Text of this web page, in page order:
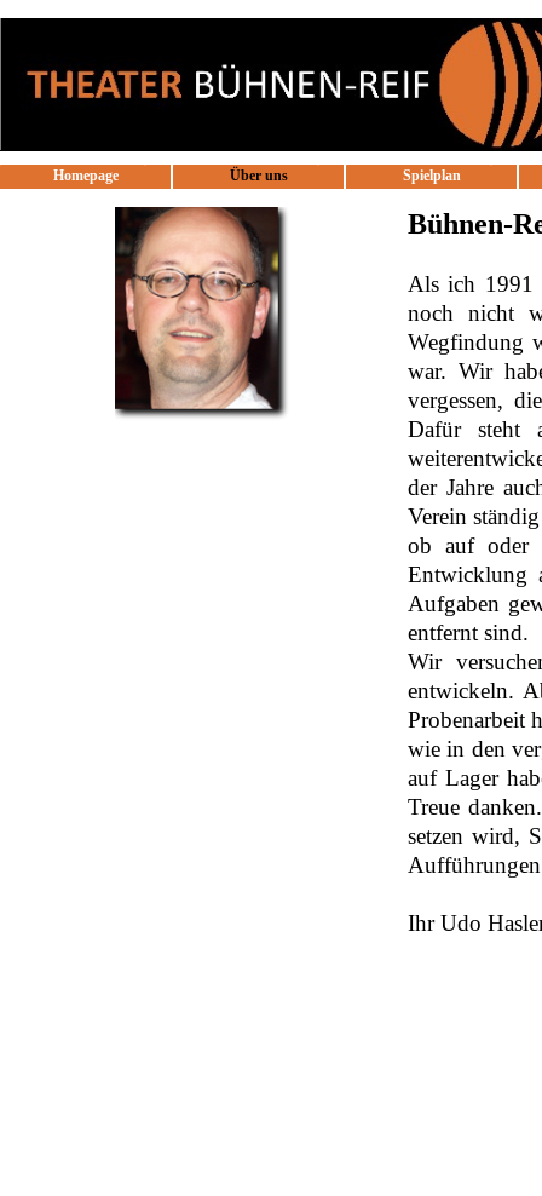
Homepage Über uns ▼
Spielplan
Bühnen-
Als ich 1991
noch nicht
Wegfindung
war. Wir
vergessen,
Dafür steht
der Jahre
Verein
ob auf oder
Entwicklung
Aufgaben
entfernt sind.
Wir
entwickeln.
Probenarbeit
wie in den
auf Lager
Treue
setzen wird,
Ihr Udo